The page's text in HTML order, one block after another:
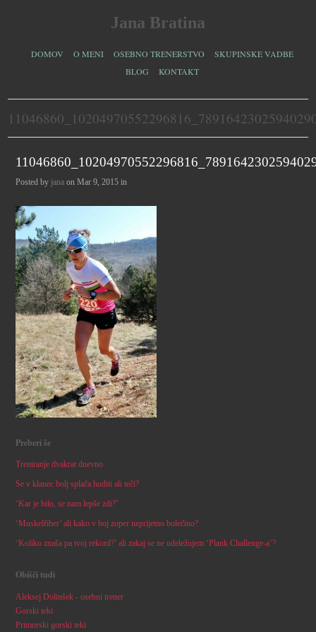
Jana Bratina
DOMOV O MENI OSEBNO TRENERSTVO
SKUPINSKE VADBE
BLOG
KONTAKT
Posted by janaon Mar 9, 2015 in
Preberi še
Treniranje dvakrat dnevno
Se v klanec bolj splača hoditi ali teči?
‘Kar je bilo, se nam lepše zdi?’
‘Muskelfiber’ ali kako v boj zoper neprijetno bolečino?
‘Koliko znaša pa tvoj rekord?’ ali zakaj se ne udeležujem ‘Plank Challenge-a’?
Obišči tudi
Aleksej Dolinšek - osebni trener
Gorski teki
Primorski gorski teki